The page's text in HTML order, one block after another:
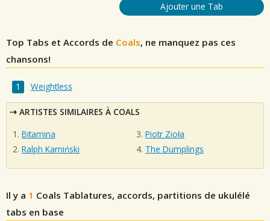
Ajouter une Tab
Top Tabs et Accords de Coals, ne manquez pas ces
chansons!
Weightless
ARTISTES SIMILAIRES À COALS
Bitamina
Ralph Kamiński
Piotr Zioła
The Dumplings
Il y a 1 Coals Tablatures, accords, partitions de ukulélé
tabs en base